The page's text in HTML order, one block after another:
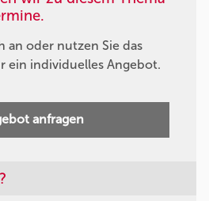
an oder nutzen Sie das
ein individuelles Angebot.
anfragen